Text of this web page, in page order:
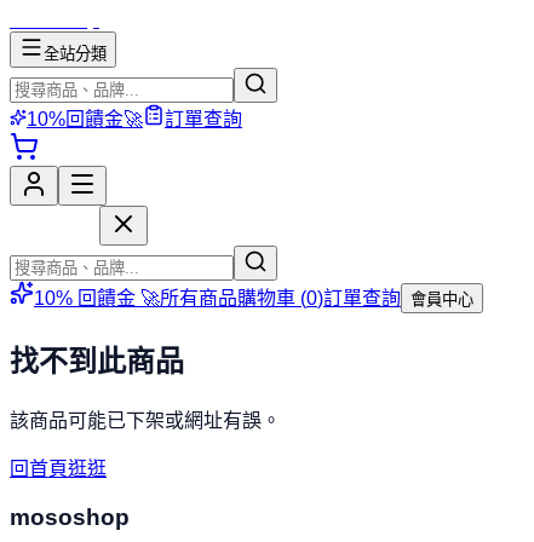
全站分類
10%回饋金🚀 訂單查詢
10% 回饋金 🚀所有商品購物車 (0)訂單查詢 會員中心
找不到此商品
該商品可能已下架或網址有誤。
回首頁逛逛
mososhop